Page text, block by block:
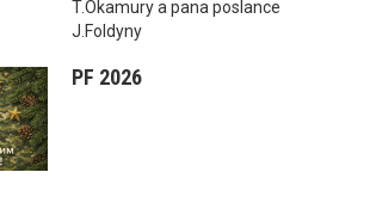
T.Okamury a pana poslance
J.Foldyny
PF 2026